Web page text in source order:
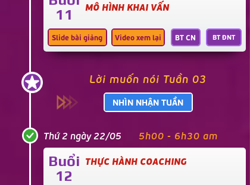
Lời muốn nói Tuần 03
NHÌN NHẬN TUẦN
11
MÔ HÌNH KHAI VẤN
BT CN
Slide bài giảng Video xem lại BT ĐNT
Buổi
12
THỰC HÀNH COACHING
Thứ 2 ngày 22/05 5h00 - 6h30 am